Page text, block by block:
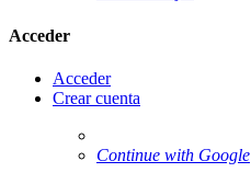
Acceder
Acceder
Crear cuenta
Continue with Google